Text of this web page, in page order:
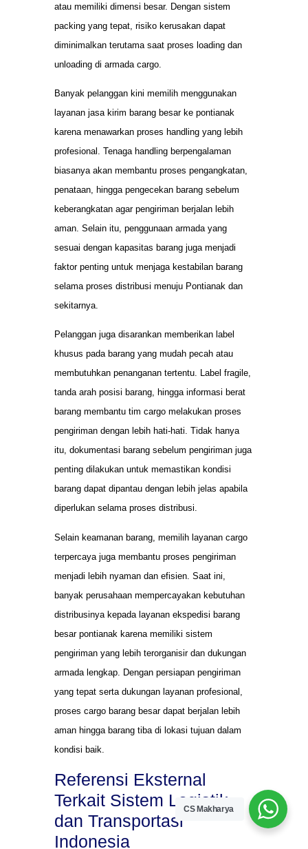
atau memiliki dimensi besar. Dengan sistem
packing yang tepat, risiko kerusakan dapat
diminimalkan terutama saat proses loading dan
unloading di armada cargo.
Banyak pelanggan kini memilih menggunakan
layanan jasa kirim barang besar ke pontianak
karena menawarkan proses handling yang lebih
profesional. Tenaga handling berpengalaman
biasanya akan membantu proses pengangkatan,
penataan, hingga pengecekan barang sebelum
keberangkatan agar pengiriman berjalan lebih
aman. Selain itu, penggunaan armada yang
sesuai dengan kapasitas barang juga menjadi
faktor penting untuk menjaga kestabilan barang
selama proses distribusi menuju Pontianak dan
sekitarnya.
Pelanggan juga disarankan memberikan label
khusus pada barang yang mudah pecah atau
membutuhkan penanganan tertentu. Label fragile,
tanda arah posisi barang, hingga informasi berat
barang membantu tim cargo melakukan proses
pengiriman dengan lebih hati-hati. Tidak hanya
itu, dokumentasi barang sebelum pengiriman juga
penting dilakukan untuk memastikan kondisi
barang dapat dipantau dengan lebih jelas apabila
diperlukan selama proses distribusi.
Selain keamanan barang, memilih layanan cargo
terpercaya juga membantu proses pengiriman
menjadi lebih nyaman dan efisien. Saat ini,
banyak perusahaan mempercayakan kebutuhan
distribusinya kepada layanan ekspedisi barang
besar pontianak karena memiliki sistem
pengiriman yang lebih terorganisir dan dukungan
armada lengkap. Dengan persiapan pengiriman
yang tepat serta dukungan layanan profesional,
proses cargo barang besar dapat berjalan lebih
aman hingga barang tiba di lokasi tujuan dalam
kondisi baik.
Referensi Eksternal
Terkait Sistem Logistik
dan Transportasi
Indonesia
CS Makharya